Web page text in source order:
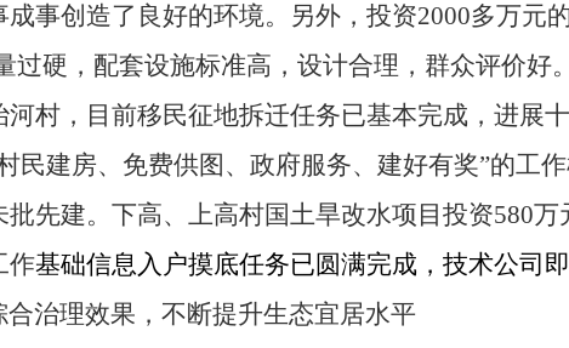
事创造了良好的环境。另外，投资2000多万元
过硬，配套设施标准高，设计合理，群众评价好。
河村，目前移民征地拆迁任务已基本完成，进展
民建房、免费供图、政府服务、建好有奖”的工
先建。 下高、上高村国土旱改水项目投资580万
作基础信息入户摸底任务已圆满完成，技术公司即
治理效果，不断提升生态宜居水平